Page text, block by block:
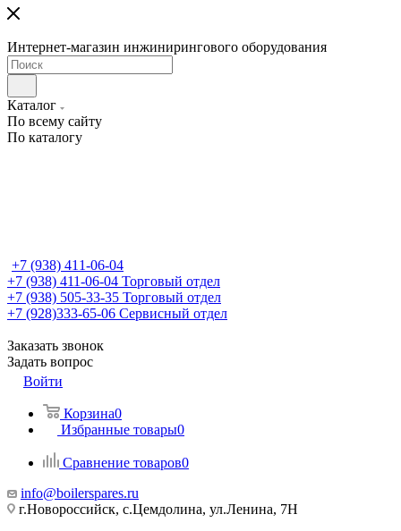
Интернет-магазин инжинирингового оборудования
Каталог
По всему сайту
По каталогу
+7 (938) 411-06-04
+7 (938) 411-06-04 Торговый отдел
+7 (938) 505-33-35 Торговый отдел
+7 (928)333-65-06 Сервисный отдел
Заказать звонок
Задать вопрос
Войти
Корзина0
Избранные товары0
Сравнение товаров0
info@boilerspares.ru
г.Новороссийск, с.Цемдолина, ул.Ленина, 7Н